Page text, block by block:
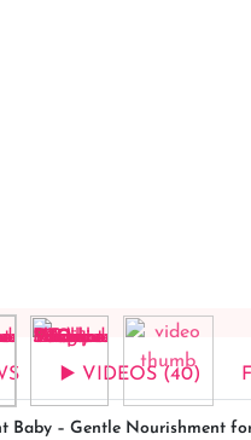
▶️ VIDEOS (40)
Baby – Gentle Nourishment